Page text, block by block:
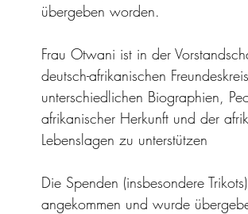
übergeben worden.
Frau Otwani ist in der
deutsch-afrikanischen
unterschiedlichen Biographien,
afrikanischer Herkunft und der
Lebenslagen zu unterstützen
Die Spenden (insbesondere
angekommen und wurde